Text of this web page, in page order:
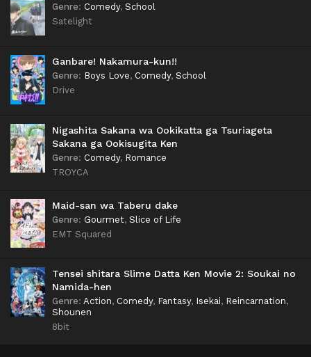
Genre: Comedy, School
Satelight
Ganbare! Nakamura-kun!!
Genre: Boys Love, Comedy, School
Drive
Nigashita Sakana wa Ookikatta ga Tsuriageta
Sakana ga Ookisugita Ken
Genre: Comedy, Romance
TROYCA
Maid-san wa Taberu dake
Genre: Gourmet, Slice of Life
EMT Squared
Tensei shitara Slime Datta Ken Movie 2: Soukai no
Namida-hen
Genre: Action, Comedy, Fantasy, Isekai, Reincarnation,
Shounen
8bit